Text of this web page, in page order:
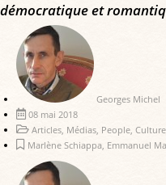
démocratique et
Georges Michel
08 mai 2018
Articles, Médias, People, Culture
Marlène Schiappa, Emmanuel